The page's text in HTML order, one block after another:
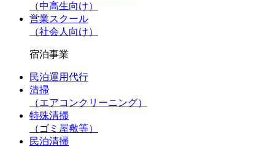
（中高生向け）
営業スクール
（社会人向け）
宿泊事業
民泊運用代行
清掃
（エアコンクリーニング）
特殊清掃
（ゴミ屋敷等）
民泊清掃